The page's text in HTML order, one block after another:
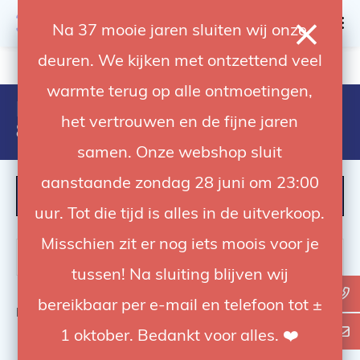
Na 37 mooie jaren sluiten wij onze
deuren. We kijken met ontzettend veel
warmte terug op alle ontmoetingen,
het vertrouwen en de fijne jaren
samen. Onze webshop sluit
aanstaande zondag 28 juni om 23:00
uur. Tot die tijd is alles in de uitverkoop.
Misschien zit er nog iets moois voor je
tussen! Na sluiting blijven wij
bereikbaar per e-mail en telefoon tot ±
1 oktober. Bedankt voor alles. ❤️
4.92 / 5 op trusted shops
Producten getagd met
8024221132519
Bekijk0 van de 0 producten